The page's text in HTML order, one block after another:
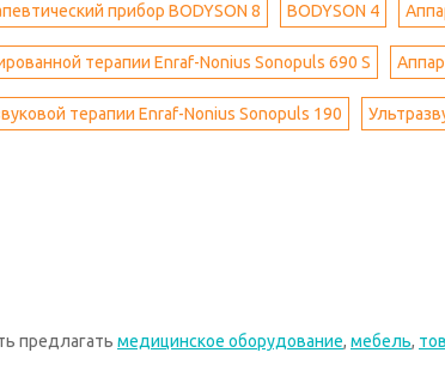
прибор BODYSON 8 BODYSON 4
терапии Enraf-Nonius Sonopuls 690 S
терапии Enraf-Nonius Sonopuls 190
предлагать медицинское оборудование, мебель,